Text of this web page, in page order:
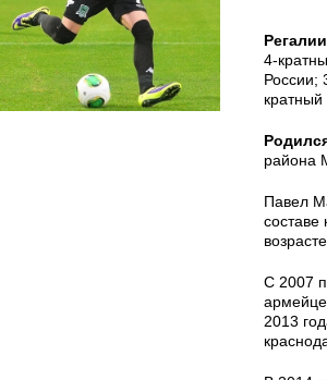
4-
России;
района
Павел
составе
С 2007
2013